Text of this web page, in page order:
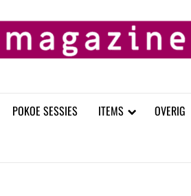
POKOE SESSIES ITEMS OVERIG